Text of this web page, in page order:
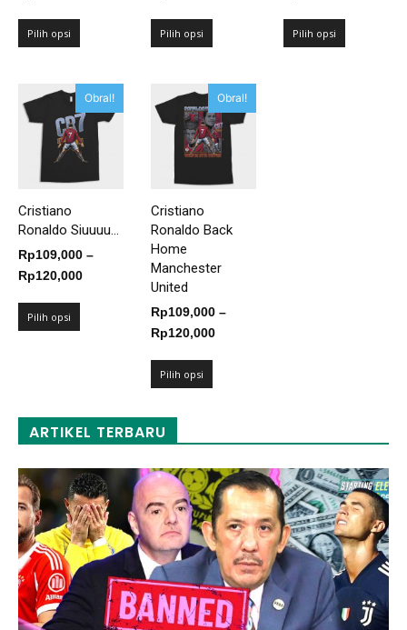
Pilih opsi Pilih opsi Pilih opsi
Obral!
Cristiano
Ronaldo Siuuuu...
Rp109,000 –
Rp120,000Rentang
Pilih opsi
Obral!
Cristiano
Ronaldo Back
Home
Manchester
United
Rp109,000 –
Rp120,000Rentang
Pilih opsi
ARTIKEL TERBARU